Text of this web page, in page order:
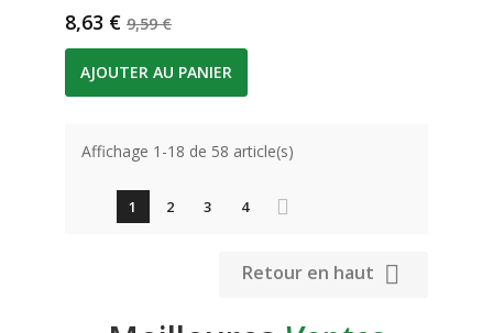
Prix
8,63 € Prix de base
9,59 €
AJOUTER AU PANIER
Affichage 1-18 de 58 article(s)
1 2 3 4
Retour en haut 